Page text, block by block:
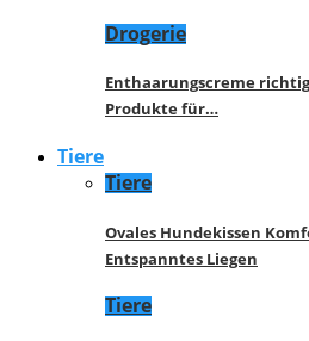
Drogerie
Enthaarungscreme
Produkte für…
Tiere
Tiere
Ovales Hundekissen
Entspanntes Liegen
Tiere